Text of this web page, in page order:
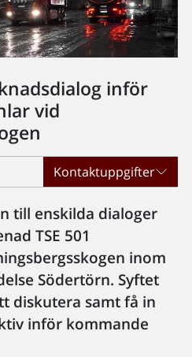
inför
vid
Kontaktuppgifter
till enskilda dialoger
TSE 501
inom
Södertörn. Syftet
diskutera samt få in
inför kommande